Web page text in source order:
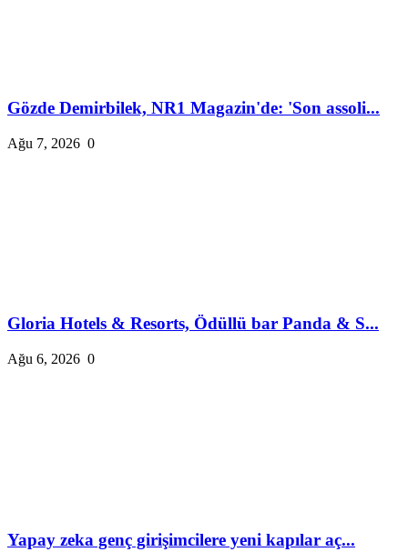
Gözde Demirbilek, NR1 Magazin'de: 'Son assoli...
Ağu 7, 2026 0
Gloria Hotels & Resorts, Ödüllü bar Panda & S...
Ağu 6, 2026 0
Yapay zeka genç girişimcilere yeni kapılar aç...